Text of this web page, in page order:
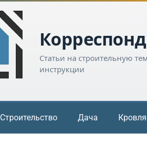
Статьи на строительную
инструкции
Строительство Дача Кровля